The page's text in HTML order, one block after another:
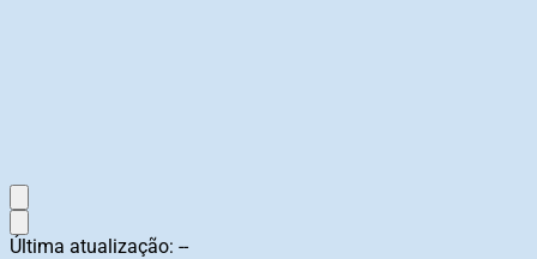
Última atualização: --